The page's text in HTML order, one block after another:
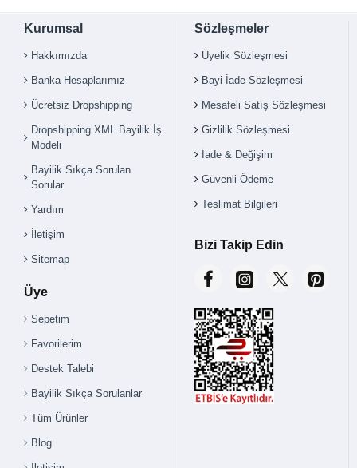
Kurumsal
Hakkımızda
Banka Hesaplarımız
Ücretsiz Dropshipping
Dropshipping XML Bayilik İş
Modeli
Bayilik Sıkça Sorulan
Sorular
Yardım
İletişim
Sitemap
Üye
Sepetim
Favorilerim
Destek Talebi
Bayilik Sıkça Sorulanlar
Tüm Ürünler
Blog
Sözleşmeler
Üyelik Sözleşmesi
Bayi İade Sözleşmesi
Mesafeli Satış Sözleşmesi
Gizlilik Sözleşmesi
İade & Değişim
Güvenli Ödeme
Teslimat Bilgileri
Bizi Takip Edin